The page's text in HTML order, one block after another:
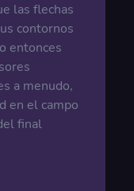
las flechas
contornos
entonces
a menudo,
en el campo
final